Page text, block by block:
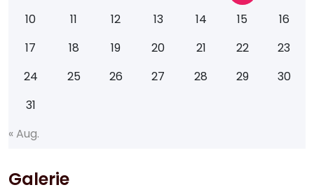
10
11 12 13 14 15
16
17
18 19 20 21 22
23
24
25 26 27 28 29
30
31
«Aug.
Galerie